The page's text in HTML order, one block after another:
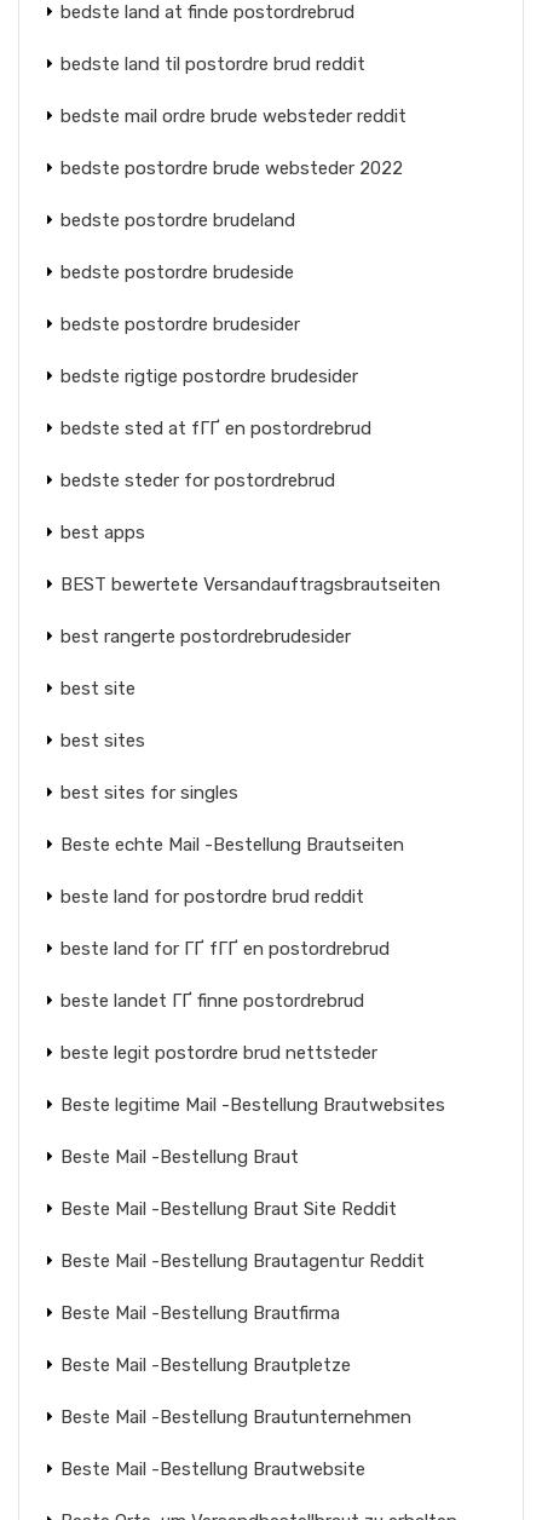
bedste land at finde postordrebrud
bedste land til postordre brud reddit
bedste mail ordre brude websteder reddit
bedste postordre brude websteder 2022
bedste postordre brudeland
bedste postordre brudeside
bedste postordre brudesider
bedste rigtige postordre brudesider
bedste sted at fГҐ en postordrebrud
bedste steder for postordrebrud
best apps
BEST bewertete Versandauftragsbrautseiten
best rangerte postordrebrudesider
best site
best sites
best sites for singles
Beste echte Mail -Bestellung Brautseiten
beste land for postordre brud reddit
beste land for ГҐ fГҐ en postordrebrud
beste landet ГҐ finne postordrebrud
beste legit postordre brud nettsteder
Beste legitime Mail -Bestellung Brautwebsites
Beste Mail -Bestellung Braut
Beste Mail -Bestellung Braut Site Reddit
Beste Mail -Bestellung Brautagentur Reddit
Beste Mail -Bestellung Brautfirma
Beste Mail -Bestellung Brautpletze
Beste Mail -Bestellung Brautunternehmen
Beste Mail -Bestellung Brautwebsite